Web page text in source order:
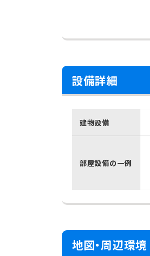
設備詳細
建物設備
部屋設備の一例
地図・周辺環境